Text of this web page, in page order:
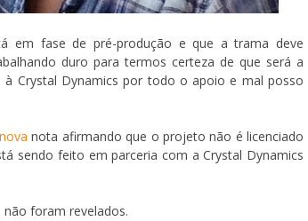
em fase de pré-produção e que a trama deve
duro para termos certeza de que será a
Crystal Dynamics por todo o apoio e mal posso
nova nota afirmando que o projeto não é licenciado
sendo feito em parceria com a Crystal Dynamics
foram revelados.